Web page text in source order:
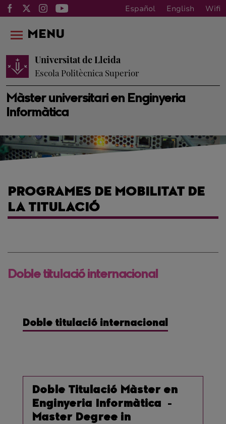
Español English Wifi
Màster universitari en Enginyeria
Informàtica
Universitat de Lleida
Escola Politècnica Superior
MENU
PROGRAMES DE MOBILITAT DE
LA TITULACIÓ
Doble titulació internacional
Doble titulació internacional
Doble Titulació Màster en
Enginyeria Informàtica -
Master Degree in